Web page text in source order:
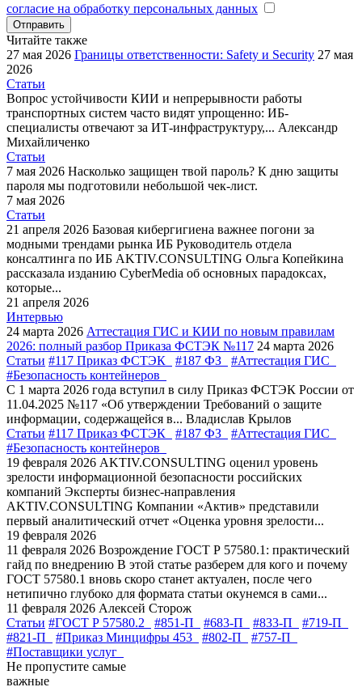
согласие на обработку персональных данных
Отправить
Читайте также
27 мая 2026 Границы ответственности: Safety и Security 27 мая
2026
Статьи
Вопрос устойчивости КИИ и непрерывности работы
транспортных систем часто видят упрощенно: ИБ-
специалисты отвечают за ИТ-инфраструктуру,... Александр
Михайличенко
Статьи
7 мая 2026 Насколько защищен твой пароль? К дню защиты
пароля мы подготовили небольшой чек-лист.
7 мая 2026
Статьи
21 апреля 2026 Базовая кибергигиена важнее погони за
модными трендами рынка ИБ Руководитель отдела
консалтинга по ИБ AKTIV.CONSULTING Ольга Копейкина
рассказала изданию CyberMedia об основных парадоксах,
которые...
21 апреля 2026
Интервью
24 марта 2026 Аттестация ГИС и КИИ по новым правилам
2026: полный разбор Приказа ФСТЭК №117 24 марта 2026
Статьи #117 Приказ ФСТЭК #187 ФЗ
#Аттестация ГИС
#Безопасность контейнеров
С 1 марта 2026 года вступил в силу Приказ ФСТЭК России от
11.04.2025 №117 «Об утверждении Требований о защите
информации, содержащейся в... Владислав Крылов
Статьи #117 Приказ ФСТЭК #187 ФЗ
#Аттестация ГИС
#Безопасность контейнеров
19 февраля 2026 AKTIV.CONSULTING оценил уровень
зрелости информационной безопасности российских
компаний Эксперты бизнес-направления
AKTIV.CONSULTING Компании «Актив» представили
первый аналитический отчет «Оценка уровня зрелости...
19 февраля 2026
11 февраля 2026 Возрождение ГОСТ Р 57580.1: практический
гайд по внедрению В этой статье разберем для кого и почему
ГОСТ 57580.1 вновь скоро станет актуален, после чего
нетипично глубоко для формата статьи окунемся в сами...
11 февраля 2026 Алексей Сторож
Статьи #ГОСТ Р 57580.2 #851-П #683-П #833-П
#719-П
#821-П
#Приказ Минцифры 453 #802-П
#757-П
#Поставщики услуг
Не пропустите самые
важные